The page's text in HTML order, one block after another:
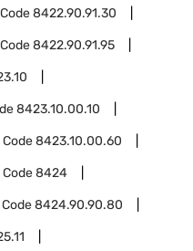
8422.90.91.30
8422.90.91.95
8423.10.00.10
Code8423.10.00.60
Code8424
Code8424.90.90.80